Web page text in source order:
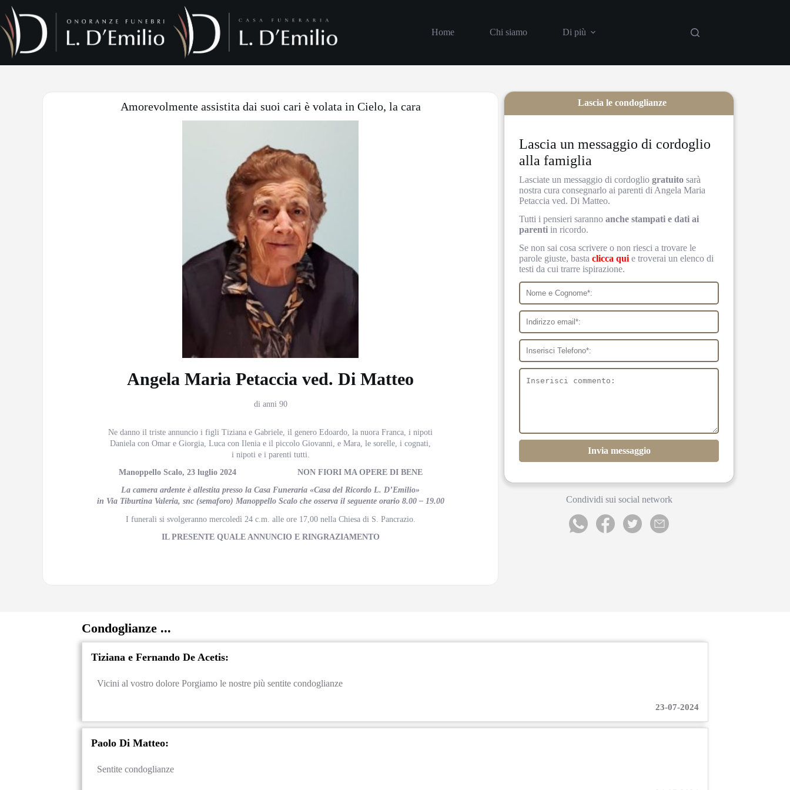
Home Chi siamo Di più
Amorevolmente assistita dai suoi cari è volata in Cielo, la cara
Angela Maria Petaccia ved. Di Matteo
di anni 90
Ne danno il triste annuncio i figli Tiziana e Gabriele, il genero Edoardo, la nuora Franca, i nipoti
Daniela con Omar e Giorgia, Luca con Ilenia e il piccolo Giovanni, e Mara, le sorelle, i cognati,
i nipoti e i parenti tutti.
Manoppello Scalo, 23 luglio 2024 NON FIORI MA OPERE DI BENE
La camera ardente è allestita presso la Casa Funeraria «Casa del Ricordo L. D’Emilio»
in Via Tiburtina Valeria, snc (semaforo) Manoppello Scalo che osserva il seguente orario 8.00 – 19.00
I funerali si svolgeranno mercoledì 24 c.m. alle ore 17,00 nella Chiesa di S. Pancrazio.
IL PRESENTE QUALE ANNUNCIO E RINGRAZIAMENTO
Lascia un messaggio di cordoglio
alla famiglia
Lasciate un messaggio di cordogliogratuito sarà
nostra cura consegnarlo ai parenti di Angela Maria
Petaccia ved. Di Matteo.
Tutti i pensieri sarannoanche stampati e dati ai
parenti in ricordo.
Se non sai cosa scrivere o non riesci a trovare le
parole giuste, bastaclicca qui e troverai un elenco di
testi da cui trarre ispirazione.
Invia messaggio
Lascia le condoglianze
Condividi sui social network
Condoglianze ...
Tiziana e Fernando De Acetis:
Vicini al vostro dolore Porgiamo le nostre più sentite condoglianze
23-07-2024
Paolo Di Matteo:
Sentite condoglianze